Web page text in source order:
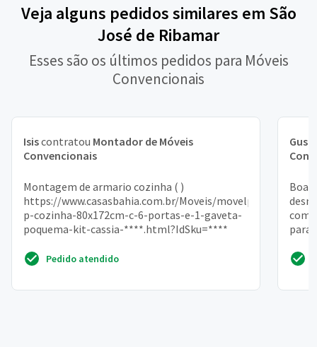
Veja alguns pedidos similares em São
José de Ribamar
Esses são os últimos pedidos para Móveis
Convencionais
Isiscontratou Montador de Móveis
Convencionais
Montagem de armario cozinha ( )
https://www.casasbahia.com.br/Moveis/
p-cozinha-80x172cm-c-6-portas-e-1-gaveta-
poquema-kit-cassia-****.html?IdSku=****
Pedido atendido
Boa
com
para